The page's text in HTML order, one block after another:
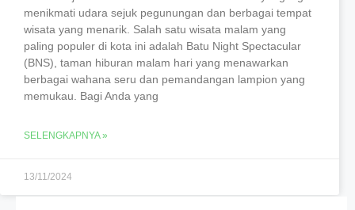
menikmati udara sejuk pegunungan dan berbagai tempat
wisata yang menarik. Salah satu wisata malam yang
paling populer di kota ini adalah Batu Night Spectacular
(BNS), taman hiburan malam hari yang menawarkan
berbagai wahana seru dan pemandangan lampion yang
memukau. Bagi Anda yang
SELENGKAPNYA »
13/11/2024